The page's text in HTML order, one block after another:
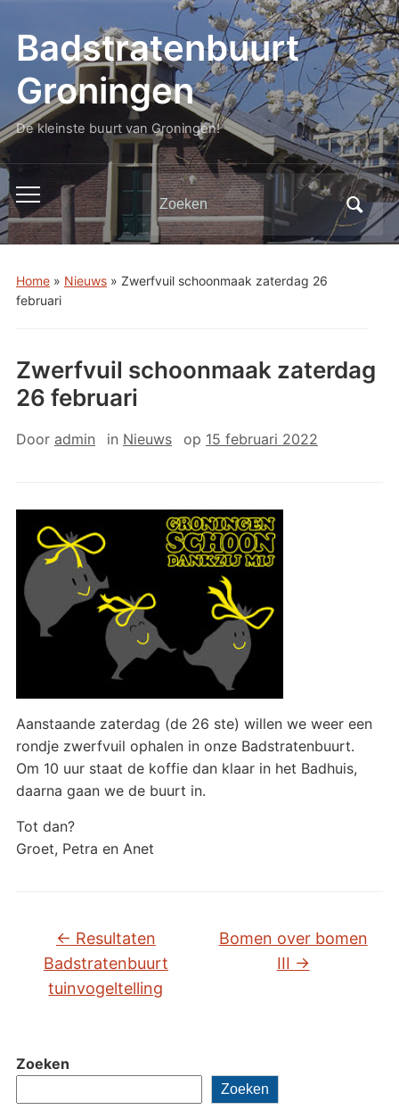
Badstratenbuurt
Groningen
De kleinste buurt van Groningen!
Toggle
mobiel
menu
Zoeken
naar:
Home» Nieuws» Zwerfvuil schoonmaak zaterdag 26
februari
Zoeken
Zoeken
Zwerfvuil schoonmaak zaterdag
26 februari
Door admin in Nieuws op 15 februari 2022
Aanstaande zaterdag (de 26 ste) willen we weer een
rondje zwerfvuil ophalen in onze Badstratenbuurt.
Om 10 uur staat de koffie dan klaar in het Badhuis,
daarna gaan we de buurt in.
Tot dan?
Groet, Petra en Anet
← Resultaten
Badstratenbuurt
tuinvogeltelling
Bomen over bomen
III →